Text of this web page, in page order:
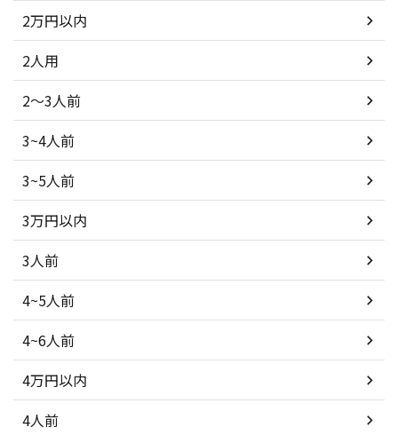
2万円以内
2人用
2～3人前
3~4人前
3~5人前
3万円以内
3人前
4~5人前
4~6人前
4万円以内
4人前